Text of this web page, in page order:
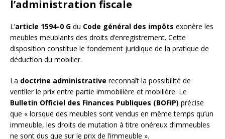
l’administration fiscale
L’article 1594-0 G du Code général des impôts exonère les
meubles meublants des droits d’enregistrement. Cette
disposition constitue le fondement juridique de la pratique de
déduction du mobilier.
La doctrine administrative reconnaît la possibilité de
ventiler le prix entre partie immobilière et mobilière. Le
Bulletin Officiel des Finances Publiques (BOFiP) précise
que « lorsque des meubles sont vendus en même temps qu’un
immeuble, les droits de mutation à titre onéreux d’immeubles
ne sont dus que sur le prix de l’immeuble ».